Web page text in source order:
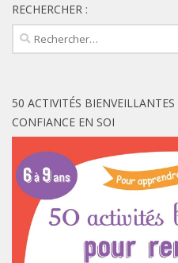
RECHERCHER :
Rechercher :
50 ACTIVITÉS
CONFIANCE EN SOI